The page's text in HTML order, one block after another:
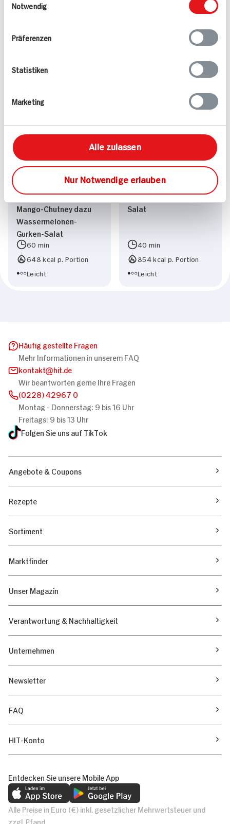
bereitgestellt haben oder die sie im Rahmen
Notwendig
Präferenzen
Statistiken
Marketing
Alle zulassen
Nur Notwendige erlauben
1.206 kcal p. Portion
Obstsalat für Kinder
177 kcal p. Portion
Gegrillte Curry-
Hähnchenbrust mit
Mango-Chutney dazu
Wassermelonen-
Gurken-Salat
60 min
648 kcal p. Portion
Leicht
Lammlachse vom Grill
mit Wassermelonen
Salat
40 min
854 kcal p. Portion
Leicht
Häufig gestellte Fragen
Mehr Informationen in unserem FAQ
kontakt
hit.de
Wir beantworten gerne Ihre Fragen
(0228) 42967 0
Montag - Donnerstag: 9 bis 16 Uhr
Freitags: 9 bis 13 Uhr
Folgen Sie uns auf TikTok
Angebote & Coupons
Rezepte
Sortiment
Marktfinder
Unser Magazin
Verantwortung & Nachhaltigkeit
Unternehmen
Newsletter
FAQ
HIT-Konto
Entdecken Sie unsere Mobile App
Alle Preise in Euro (€) inkl. gesetzlicher Mehrwertsteuer und
zzgl. Pfand.